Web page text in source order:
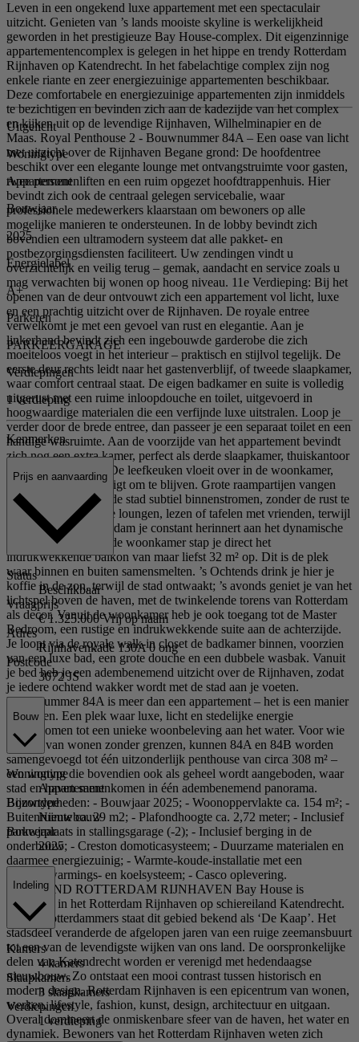
Leven in een ongekend luxe appartement met een spectaculair
uitzicht. Genieten van ’s lands mooiste skyline is werkelijkheid
geworden in het prestigieuze Bay House-complex. Dit eigenzinnige
appartementencomplex is gelegen in het hippe en trendy Rotterdam
Rijnhaven op Katendrecht. In het fabelachtige complex zijn nog
enkele riante en zeer energiezuinige appartementen beschikbaar.
Deze comfortabele en energiezuinige appartementen zijn inmiddels
te bezichtigen en bevinden zich aan de kadezijde van het complex
en kijken uit op de levendige Rijnhaven, Wilhelminapier en de
Maas. Royal Penthouse 2 - Bouwnummer 84A – Een oase van licht
met uitzicht over de Rijnhaven Begane grond: De hoofdentree
beschikt over een elegante lounge met ontvangstruimte voor gasten,
twee personenliften en een ruim opgezet hoofdtrappenhuis. Hier
bevindt zich ook de centraal gelegen servicebalie, waar
professionele medewerkers klaarstaan om bewoners op alle
mogelijke manieren te ondersteunen. In de lobby bevindt zich
bovendien een ultramodern systeem dat alle pakket- en
postbezorgingsdiensten faciliteert. Uw zendingen vindt u
overzichtelijk en veilig terug – gemak, aandacht en service zoals u
mag verwachten bij wonen op hoog niveau. 11e Verdieping: Bij het
openen van de deur ontvouwt zich een appartement vol licht, luxe
en een prachtig uitzicht over de Rijnhaven. De royale entree
verwelkomt je met een gevoel van rust en elegantie. Aan je
linkerhand bevindt zich een ingebouwde garderobe die zich
moeiteloos voegt in het interieur – praktisch en stijlvol tegelijk. De
eerste deur rechts leidt naar het gastenverblijf, of tweede slaapkamer,
waar comfort centraal staat. De eigen badkamer en suite is volledig
uitgerust met een ruime inloopdouche en toilet, uitgevoerd in
hoogwaardige materialen die een verfijnde luxe uitstralen. Loop je
verder door de brede entree, dan passeer je een separaat toilet en een
handige wasruimte. Aan de voorzijde van het appartement bevindt
zich nog een extra kamer, perfect als derde slaapkamer, thuiskantoor
of serene werkplek. De leefkeuken vloeit over in de woonkamer,
een ruimte die uitnodigt om te blijven. Grote raampartijen vangen
het daglicht en laten de stad subtiel binnenstromen, zonder de rust te
verliezen. Hier kun je loungen, lezen of tafelen met vrienden, terwijl
de skyline van Rotterdam je constant herinnert aan het dynamische
leven buiten. Vanuit de woonkamer stap je direct het
indrukwekkende balkon van maar liefst 32 m² op. Dit is de plek
waar binnen en buiten samensmelten. ’s Ochtends drink je hier je
koffie in de zon, terwijl de stad ontwaakt; ’s avonds geniet je van het
lichtspel boven de haven, met de twinkelende torens van Rotterdam
als decor. Vanuit de woonkamer heb je ook toegang tot de Master
Bedroom, een rustige en indrukwekkende suite aan de achterzijde.
Je loopt via de royale walk-in closet de badkamer binnen, voorzien
van een luxe bad, een grote douche en een dubbele wasbak. Vanuit
je bed heb je een adembenemend uitzicht over de Rijnhaven, zodat
je iedere ochtend wakker wordt met de stad aan je voeten.
Bouwnummer 84A is meer dan een appartement – het is een manier
van leven. Een plek waar luxe, licht en stedelijke energie
samenkomen tot een unieke woonbeleving aan het water. Voor wie
droomt van wonen zonder grenzen, kunnen 84A en 84B worden
samengevoegd tot één uitzonderlijk penthouse van circa 308 m² –
een woning die bovendien ook als geheel wordt aangeboden, waar
stad en haven samenkomen in één adembenemend panorama.
Bijzonderheden: - Bouwjaar 2025; - Woonoppervlakte ca. 154 m²; -
Buitenruimte ca. 29 m2; - Plafondhoogte ca. 2,72 meter; - Inclusief
parkeerplaats in stallingsgarage (-2); - Inclusief berging in de
onderbouw; - Creston domoticasysteem; - Duurzame materialen en
daarmee energiezuinig; - Warmte-koude-installatie met een
vloerverwarmings- en koelsysteem; - Casco oplevering.
BRUISEND ROTTERDAM RIJNHAVEN Bay House is
gevestigd in het Rotterdam Rijnhaven op schiereiland Katendrecht.
Onder Rotterdammers staat dit gebied bekend als ‘De Kaap’. Het
stadsdeel veranderde de afgelopen jaren van een ruige zeemansbuurt
tot een van de levendigste wijken van ons land. De oorspronkelijke
delen van Katendrecht worden er verenigd met hedendaagse
nieuwbouw. Zo ontstaat een mooi contrast tussen historisch en
modern design. Rotterdam Rijnhaven is een epicentrum van wonen,
werken, lifestyle, fashion, kunst, design, architectuur en uitgaan.
Overal domineert de onmiskenbare sfeer van de haven, het water en
dynamiek. Bewoners van het Rotterdam Rijnhaven weten zich
Uitgelicht
Woningtype
Appartement
Bouwjaar
2025
Energielabel
A+
Parkeren
PARKEERGARAGE
Verdiepingen
1 verdieping
Kenmerken
Prijs en aanvaarding
Status
Beschikbaar
Vraagprijs
€ 1.325.000 Vrij op naam
Adres
Rijnhavenkade 130A 0 ong
Postcode
3072 JS
Bouw
Woningtype
Appartement
Bouwtype
Nieuwbouw
Bouwjaar
2025
Indeling
Kamers
4 kamers
Slaapkamers
3 slaapkamers
Verdiepingen
1 verdieping